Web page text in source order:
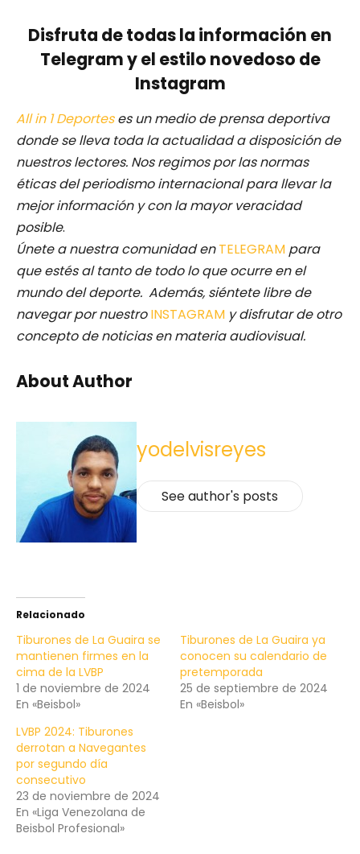
Disfruta de todas la información en
Telegram y el estilo novedoso de
Instagram
All in 1 Deporteses un medio de prensa deportiva
donde se lleva toda la actualidad a disposición de
nuestros lectores. Nos regimos por las normas
éticas del periodismo internacional para llevar la
mejor información y con la mayor veracidad
posible.
Únete a nuestra comunidad enTELEGRAM para
que estés al tanto de todo lo que ocurre en el
mundo del deporte. Además, siéntete libre de
navegar por nuestro INSTAGRAM y disfrutar de otro
concepto de noticias en materia audiovisual.
About Author
yodelvisreyes
See author's posts
Relacionado
Tiburones de La Guaira se
mantienen firmes en la
cima de la LVBP
1 de noviembre de 2024
En «Beisbol»
Tiburones de La Guaira ya
conocen su calendario de
pretemporada
25 de septiembre de 2024
En «Beisbol»
LVBP 2024: Tiburones
derrotan a Navegantes
por segundo día
consecutivo
23 de noviembre de 2024
En «Liga Venezolana de
Beisbol Profesional»